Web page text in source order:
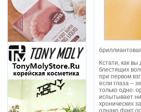
Кстати, как
блестящих
при первом
если глаза –
только одно:
испытывает
хронических
однако факт